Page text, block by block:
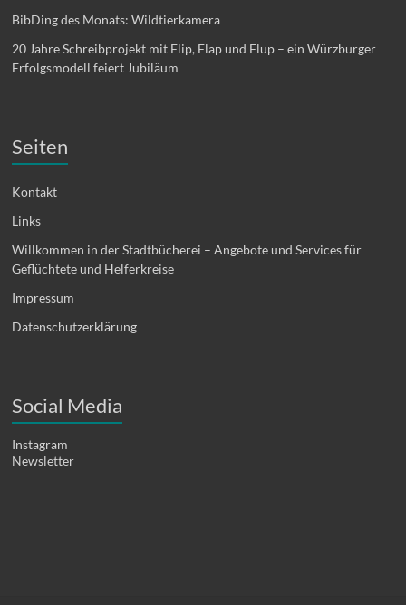
BibDing des Monats: Wildtierkamera
20 Jahre Schreibprojekt mit Flip, Flap und Flup – ein Würzburger
Erfolgsmodell feiert Jubiläum
Seiten
Kontakt
Links
Willkommen in der Stadtbücherei – Angebote und Services für
Geflüchtete und Helferkreise
Impressum
Datenschutzerklärung
Social Media
Instagram
Newsletter